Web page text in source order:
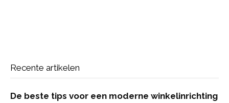
Recente artikelen
De beste tips voor een moderne winkelinrichting